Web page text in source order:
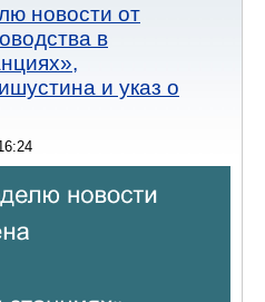
новости от
в
и указ о